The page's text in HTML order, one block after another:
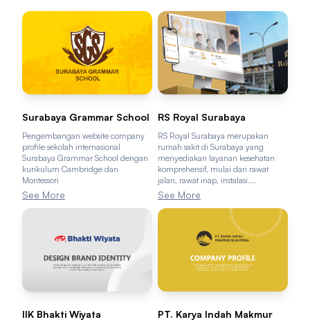
Surabaya Grammar School
Pengembangan website company
profile sekolah internasional
Surabaya Grammar School dengan
kurikulum Cambridge dan
Montessori
See More
RS Royal Surabaya
RS Royal Surabaya merupakan
rumah sakit di Surabaya yang
menyediakan layanan kesehatan
komprehensif, mulai dari rawat
jalan, rawat inap, instalasi...
See More
IIK Bhakti Wiyata
PT. Karya Indah Makmur